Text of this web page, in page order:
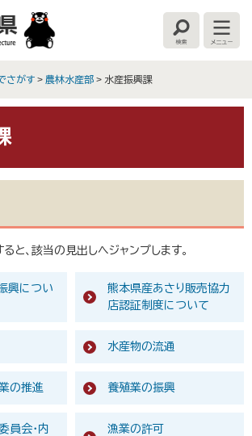
検
索
メ
ニ
さがす > 農林水産部 > 水産振興課
と、該当の見出しへジャンプします。
興につい
熊本県産あさり販売協力
店認証制度について
水産物の流通
の推進 養殖業の振興
員会・内
漁業の許可